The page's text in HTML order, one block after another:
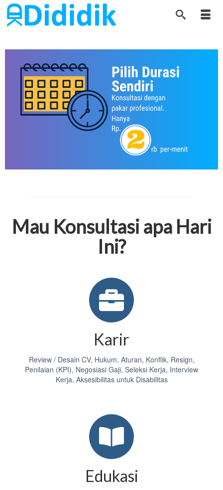
Mau Konsultasi apa Hari
Ini?
Karir
Review / Desain CV, Hukum, Aturan, Konflik, Resign,
Penilaian (KPI), Negosiasi Gaji, Seleksi Kerja, Interview
Kerja, Aksesibilitas untuk Disabilitas
Edukasi